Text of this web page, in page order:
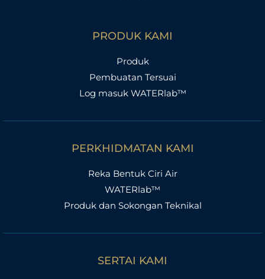
PRODUK KAMI
Produk
Pembuatan Tersuai
Log masuk WATERlab™
PERKHIDMATAN KAMI
Reka Bentuk Ciri Air
WATERlab™
Produk dan Sokongan Teknikal
SERTAI KAMI